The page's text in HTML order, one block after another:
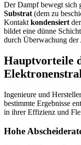
Der Dampf bewegt sich
Substrat (dem zu
Kontakt kondensiert
bildet eine dünne
durch Überwachung der
Hauptvorteile
Ingenieure und
bestimmte Ergebnisse
in ihrer Effizienz und
Hohe